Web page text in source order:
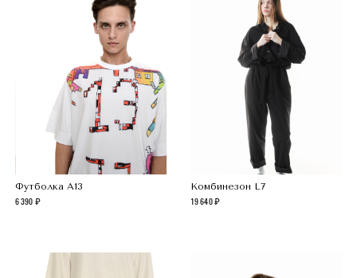
Футболка A13
6 390
Комбинезон L7
19 640